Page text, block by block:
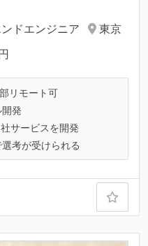
ドエンジニア
東京
リモート可
発
サービスを開発
考が受けられる